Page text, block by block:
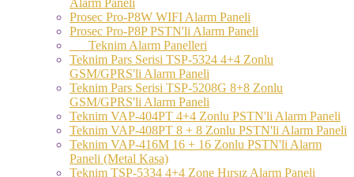
Prosec Pro-P8W WIFI Alarm Paneli
Prosec Pro-P8P PSTN'li Alarm Paneli
Teknim Alarm Panelleri
Teknim Pars Serisi TSP-5324 4+4 Zonlu
GSM/GPRS'li Alarm Paneli
Teknim Pars Serisi TSP-5208G 8+8 Zonlu
GSM/GPRS'li Alarm Paneli
Teknim VAP-404PT 4+4 Zonlu PSTN'li Alarm Paneli
Teknim VAP-408PT 8 + 8 Zonlu PSTN'li Alarm Paneli
Teknim VAP-416M 16 + 16 Zonlu PSTN'li Alarm
Paneli (Metal Kasa)
Teknim TSP-5334 4+4 Zone Hırsız Alarm Paneli